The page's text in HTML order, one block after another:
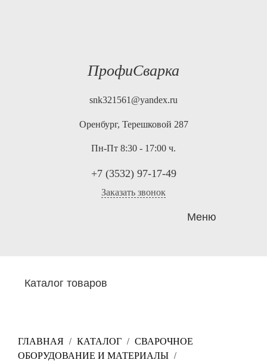
ПрофиСварка
snk321561@yandex.ru
Оренбург, Терешковой 287
Пн-Пт 8:30 - 17:00 ч.
+7 (3532) 97-17-49
Заказать звонок
Меню
Каталог товаров
ГЛАВНАЯ / КАТАЛОГ / СВАРОЧНОЕ
ОБОРУДОВАНИЕ И МАТЕРИАЛЫ /